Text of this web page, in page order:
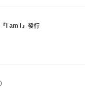
I am I』發行